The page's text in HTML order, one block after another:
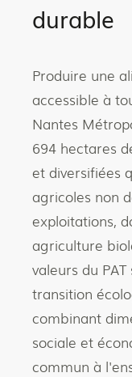
durable
Produire une
accessible à
Nantes
694 hectares
et diversifiées
agricoles non
exploitations,
agriculture
valeurs du
transition
combinant
sociale et
commun à